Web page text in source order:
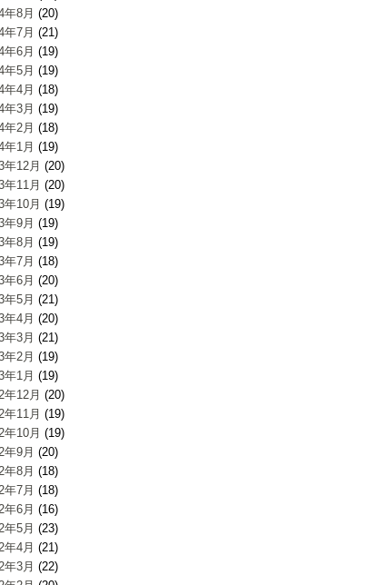
年8月 (20)
年7月 (21)
年6月 (19)
年5月 (19)
年4月 (18)
年3月 (19)
年2月 (18)
年1月 (19)
年12月 (20)
年11月 (20)
年10月 (19)
年9月 (19)
年8月 (19)
年7月 (18)
年6月 (20)
年5月 (21)
年4月 (20)
年3月 (21)
年2月 (19)
年1月 (19)
年12月 (20)
年11月 (19)
年10月 (19)
年9月 (20)
年8月 (18)
年7月 (18)
年6月 (16)
年5月 (23)
年4月 (21)
年3月 (22)